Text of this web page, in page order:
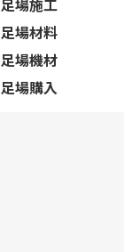
足場施工
足場材料
足場機材
足場購入